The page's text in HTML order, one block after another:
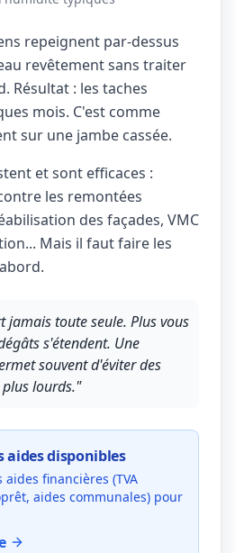
repeignent par-dessus
revêtement sans traiter
Résultat : les taches
mois. C'est comme
sur une jambe cassée.
et sont efficaces :
les remontées
des façades, VMC
Mais il faut faire les
jamais toute seule. Plus vous
s'étendent. Une
souvent d'éviter des
lourds."
aides disponibles
aides financières (TVA
aides communales) pour